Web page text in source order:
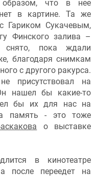
образом, что в нее
в картине. Та же
Гариком Сукачевым,
Финского залива –
пока ждали
благодаря снимкам
с другого ракурса.
присутствовал на
нашел бы какие-то
бы их для нас на
память - это тоже
о выставке
в кинотеатре
после переедет на